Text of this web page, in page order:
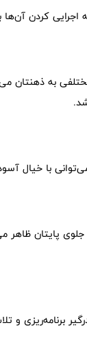
اجرایی کردن
به ذهنتان
با خیال
جلوی پایتان
برنامه‌ریزی